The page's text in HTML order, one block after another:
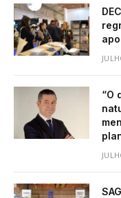
“O